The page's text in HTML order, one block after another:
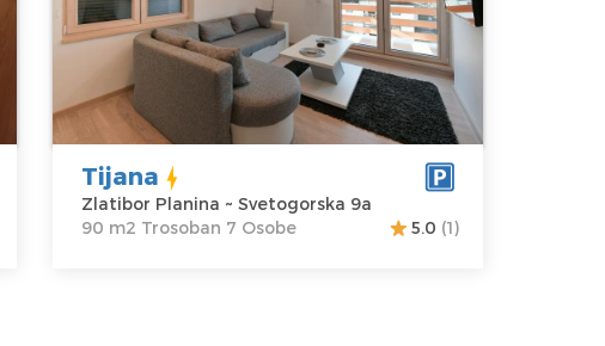
Zlatibor
Planina
Adresa:
Svetogorska 9a
Cena
95 €
Kvadratura : 90
m2
Struktura :
Trosoban
Tijana
Zlatibor Planina ~ Svetogorska 9a
90 m2 Trosoban 7 Osobe
5.0 (1)